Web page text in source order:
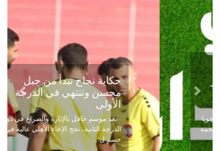
حكاية نجاح تبدأ من جبل
محسن وتنتهي في الدرجة
الأولى
بعد موسم حافل بالإثارة والصراع في دوري
الدرجة الثانية، نجح الإخاء الأهلي عاليه في
حسم ل...
Previous
Next